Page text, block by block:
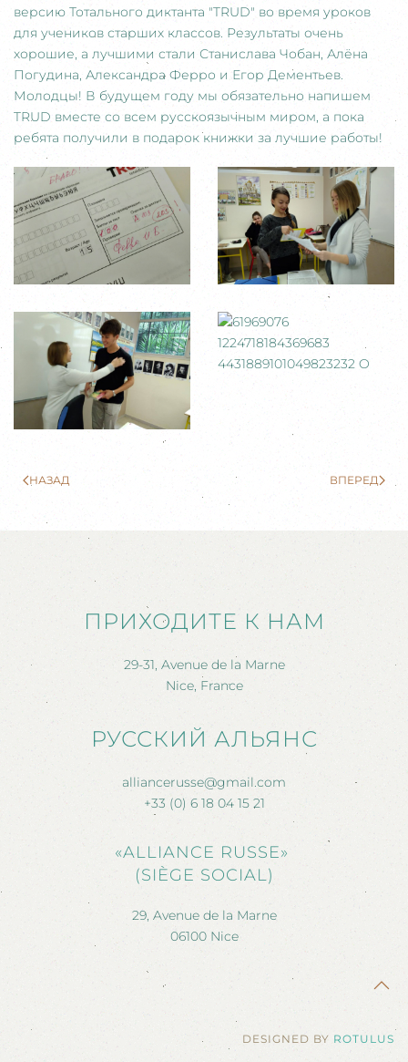
версию Тотального диктанта "TRUD" во время уроков
для учеников старших классов. Результаты очень
хорошие, а лучшими стали Станислава Чобан, Алёна
Погудина, Александра Ферро и Егор Дементьев.
Молодцы! В будущем году мы обязательно напишем
TRUD вместе со всем русскоязычным миром, а пока
ребята получили в подарок книжки за лучшие работы!
НАЗАД ВПЕРЕД
ПРИХОДИТЕ К НАМ
29-31, Avenue de la Marne
Nice, France
РУССКИЙ АЛЬЯНС
alliancerusse@gmail.com
+33 (0) 6 18 04 15 21
«ALLIANCE RUSSE»
(SIÈGE SOCIAL)
29, Avenue de la Marne
06100 Nice
DESIGNED BY ROTULUS